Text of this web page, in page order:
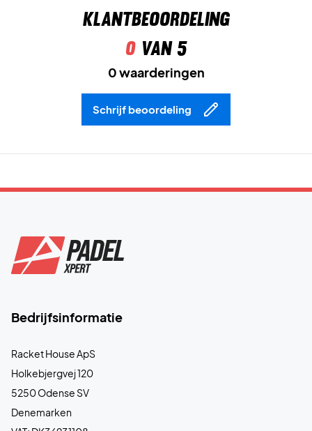
Klantbeoordeling
0van 5
0 waarderingen
Schrijf beoordeling
Bedrijfsinformatie
Racket House ApS
Holkebjergvej 120
5250 Odense SV
Denemarken